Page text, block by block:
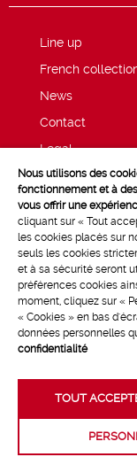
Line up
French
News
Contact
Legal
Privacy and
Nous utilisons des
fonctionnement et à
vous offrir une
cliquant sur « Tout
les cookies placés sur
seuls les cookies
et à sa sécurité seront
préférences cookies
moment, cliquez sur «
« Cookies » en bas
données personnelles
confidentialité
TOUT